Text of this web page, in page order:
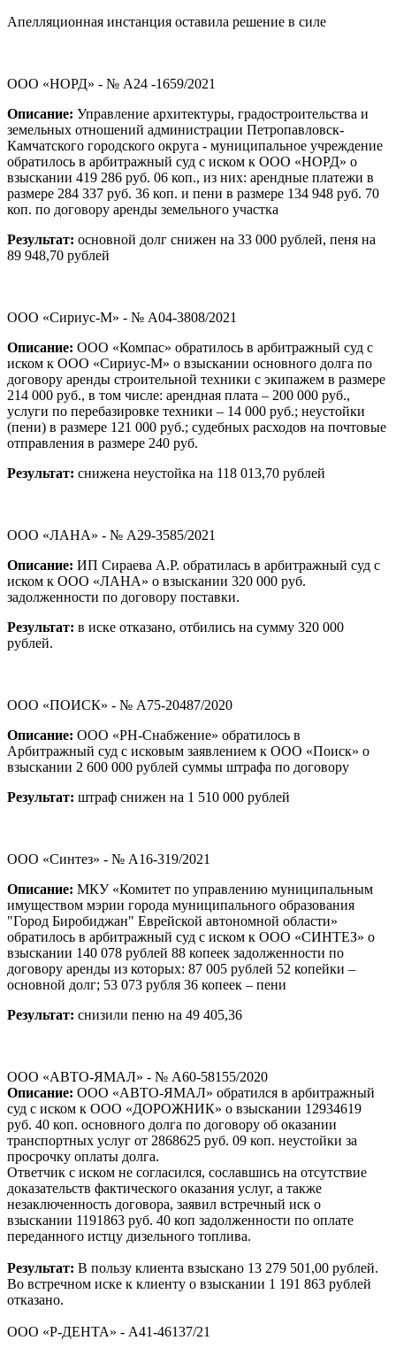
Апелляционная инстанция оставила решение в силе
ООО «НОРД» - № А24 -1659/2021
Описание: Управление архитектуры, градостроительства и
земельных отношений администрации Петропавловск-
Камчатского городского округа - муниципальное учреждение
обратилось в арбитражный суд с иском к ООО «НОРД» о
взыскании 419 286 руб. 06 коп., из них: арендные платежи в
размере 284 337 руб. 36 коп. и пени в размере 134 948 руб. 70
коп. по договору аренды земельного участка
Результат: основной долг снижен на 33 000 рублей, пеня на
89 948,70 рублей
ООО «Сириус-М» - № А04-3808/2021
Описание: ООО «Компас» обратилось в арбитражный суд с
иском к ООО «Сириус-М» о взыскании основного долга по
договору аренды строительной техники с экипажем в размере
214 000 руб., в том числе: арендная плата – 200 000 руб.,
услуги по перебазировке техники – 14 000 руб.; неустойки
(пени) в размере 121 000 руб.; судебных расходов на почтовые
отправления в размере 240 руб.
Результат: снижена неустойка на 118 013,70 рублей
ООО «ЛАНА» - № А29-3585/2021
Описание: ИП Сираева А.Р. обратилась в арбитражный суд с
иском к ООО «ЛАНА» о взыскании 320 000 руб.
задолженности по договору поставки.
Результат: в иске отказано, отбились на сумму 320 000
рублей.
ООО «ПОИСК» - № А75-20487/2020
Описание: ООО «РН-Снабжение» обратилось в
Арбитражный суд с исковым заявлением к ООО «Поиск» о
взыскании 2 600 000 рублей суммы штрафа по договору
Результат: штраф снижен на 1 510 000 рублей
ООО «Синтез» - № А16-319/2021
Описание: МКУ «Комитет по управлению муниципальным
имуществом мэрии города муниципального образования
"Город Биробиджан" Еврейской автономной области»
обратилось в арбитражный суд с иском к ООО «СИНТЕЗ» о
взыскании 140 078 рублей 88 копеек задолженности по
договору аренды из которых: 87 005 рублей 52 копейки –
основной долг; 53 073 рубля 36 копеек – пени
Результат: снизили пеню на 49 405,36
ООО «АВТО-ЯМАЛ» - № А60-58155/2020
Описание: ООО «АВТО-ЯМАЛ» обратился в арбитражный
суд с иском к ООО «ДОРОЖНИК» о взыскании 12934619
руб. 40 коп. основного долга по договору об оказании
транспортных услуг от 2868625 руб. 09 коп. неустойки за
просрочку оплаты долга.
Ответчик с иском не согласился, сославшись на отсутствие
доказательств фактического оказания услуг, а также
незаключенность договора, заявил встречный иск о
взыскании 1191863 руб. 40 коп задолженности по оплате
переданного истцу дизельного топлива.
Результат: В пользу клиента взыскано 13 279 501,00 рублей.
Во встречном иске к клиенту о взыскании 1 191 863 рублей
отказано.
ООО «Р-ДЕНТА» - А41-46137/21